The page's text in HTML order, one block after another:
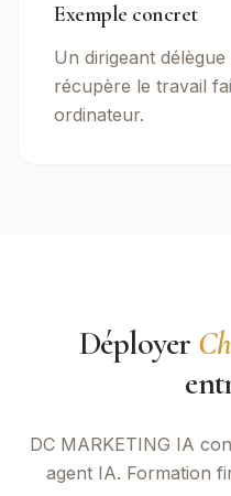
Exemple concret
Un dirigeant
récupère le travail
ordinateur.
Déployer
DC MARKETING IA
agent IA. Formation